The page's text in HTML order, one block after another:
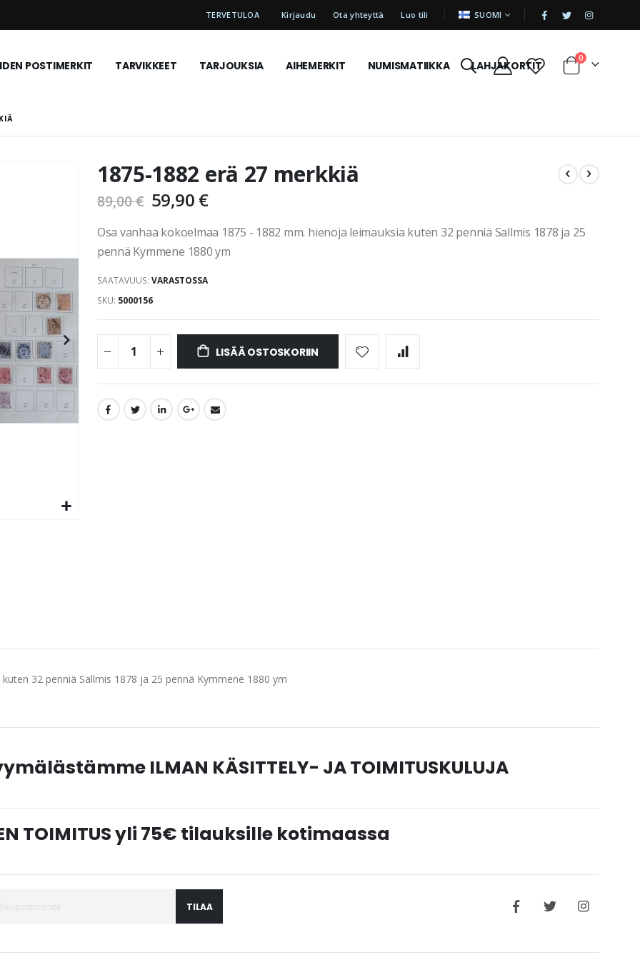
TERVETULOA Kirjaudu Ota yhteyttä Luo tili KIELI SUOMI |
POSTIMERKIT TARVIKKEET TARJOUKSIA AIHEMERKIT NUMISMATIIKKA LAHJAKORTIT Cart
0tuotetta
1875-1882 erä 27 merkkiä
89,00 € 59,90 €
Osa vanhaa kokoelmaa 1875 - 1882 mm. hienoja leimauksia kuten 32 penniä Sallmis 1878 ja 25
pennä Kymmene 1880 ym
SAATAVUUS: VARASTOSSA
SKU 5000156
LISÄÄ OSTOSKORIIN
32 penniä Sallmis 1878 ja 25 pennä Kymmene 1880 ym
ILMAN KÄSITTELY- JA TOIMITUSKULUJA
TOIMITUS yli 75€ tilauksille kotimaassa
TILAA